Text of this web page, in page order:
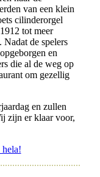
van een klein
cilinderorgel
tot meer
de spelers
en
die al de weg op
om gezellig
en zullen
zijn er klaar voor,